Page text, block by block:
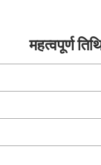
महत्वपूर्ण